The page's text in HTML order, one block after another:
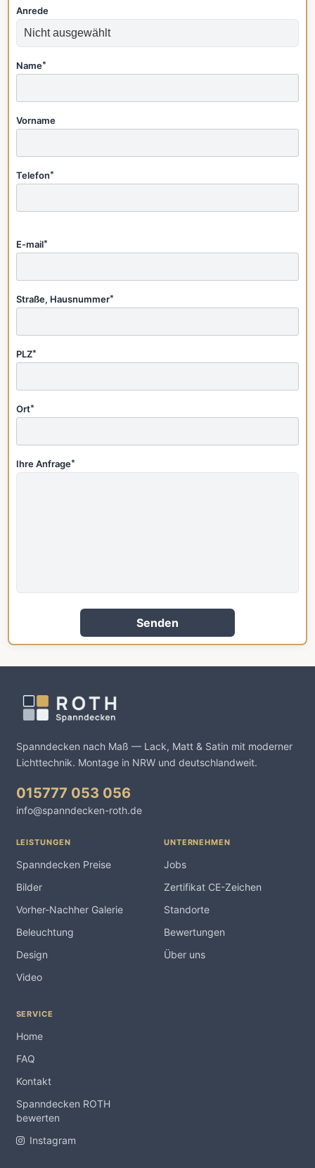
Anrede
Name*
Vorname
Telefon*
E-mail*
Straße, Hausnummer*
PLZ*
Ort*
Ihre Anfrage*
Senden
Spanndecken nach Maß — Lack, Matt & Satin mit moderner
Lichttechnik. Montage in NRW und deutschlandweit.
015777 053 056
info@spanndecken-roth.de
LEISTUNGEN
Spanndecken Preise
Bilder
Vorher-Nachher Galerie
Beleuchtung
Design
Video
UNTERNEHMEN
Jobs
Zertifikat CE-Zeichen
Standorte
Bewertungen
Über uns
SERVICE
Home
FAQ
Kontakt
Spanndecken ROTH
bewerten
Instagram